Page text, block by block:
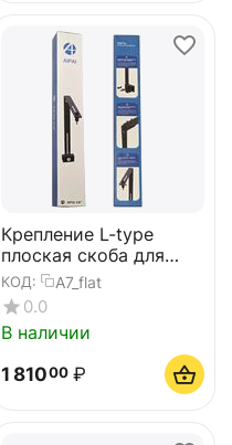
Крепление L-type
плоская скоба для
A7SIII
КОД: A7_flat
0.0
В наличии
1 81000 ₽